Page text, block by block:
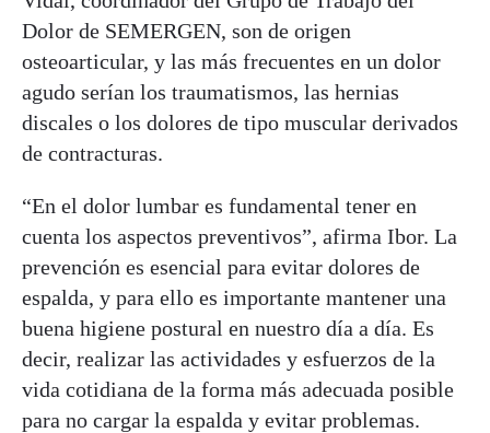
Dolor de SEMERGEN, son de origen
osteoarticular, y las más frecuentes en un dolor
agudo serían los traumatismos, las hernias
discales o los dolores de tipo muscular derivados
de contracturas.
“En el dolor lumbar es fundamental tener en
cuenta los aspectos preventivos”, afirma Ibor. La
prevención es esencial para evitar dolores de
espalda, y para ello es importante mantener una
buena higiene postural en nuestro día a día. Es
decir, realizar las actividades y esfuerzos de la
vida cotidiana de la forma más adecuada posible
para no cargar la espalda y evitar problemas.